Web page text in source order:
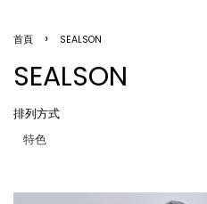
首頁 › SEALSON
SEALSON
排列方式